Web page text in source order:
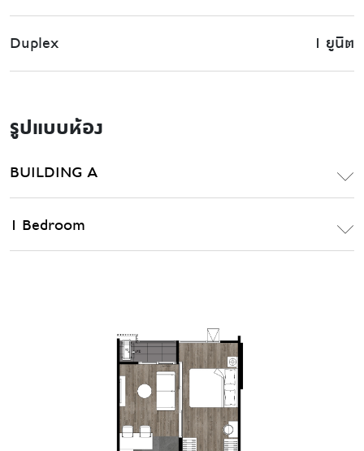
Duplex 1 ยูนิต
รูปแบบห้อง
BUILDING A
1 Bedroom